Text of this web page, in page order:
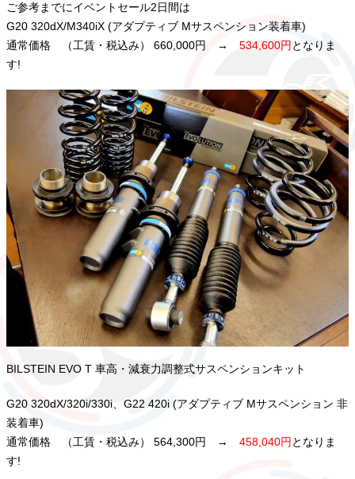
ご参考までにイベントセール2日間は
G20 320dX/M340iX (アダプティブ Mサスペンション装着車)
通常価格 （工賃・税込み） 660,000円 → 534,600円となりま
す!
BILSTEIN EVO T 車高・減衰力調整式サスペンションキット
G20 320dX/320i/330i、G22 420i (アダプティブ Mサスペンション 非
装着車)
通常価格 （工賃・税込み） 564,300円 → 458,040円 となりま
す!